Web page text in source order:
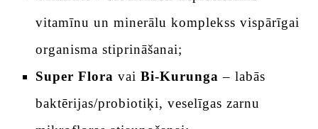
vitamīnu un minerālu komplekss vispārīgai
organisma stiprināšanai;
Super Flora vai Bi-Kurunga – labās
baktērijas/probiotiķi, veselīgas zarnu